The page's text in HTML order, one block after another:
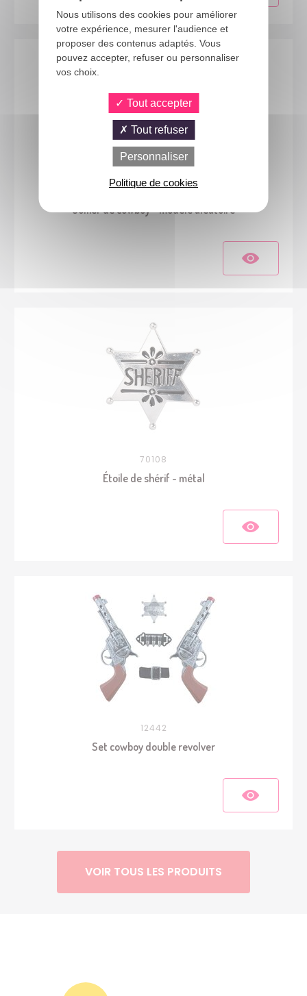
10099
Collier de cowboy - modèle aléatoire
70108
Étoile de shérif - métal
12442
Set cowboy double revolver
VOIR TOUS LES PRODUITS
Nous utilisons des cookies pour améliorer
votre expérience, mesurer l'audience et
proposer des contenus adaptés. Vous
pouvez accepter, refuser ou personnaliser
vos choix.
Tout accepter
Tout refuser
Personnaliser
Politique de cookies